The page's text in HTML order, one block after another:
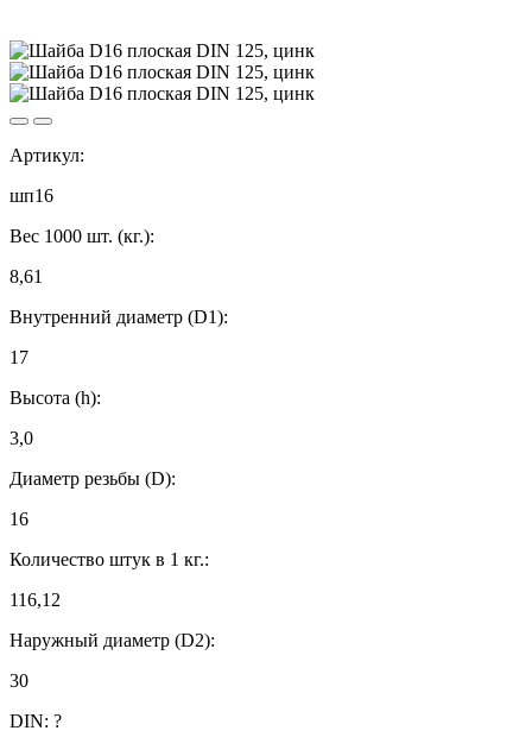
Артикул:
шп16
Вес 1000 шт. (кг.):
8,61
Внутренний диаметр (D1):
17
Высота (h):
3,0
Диаметр резьбы (D):
16
Количество штук в 1 кг.:
116,12
Наружный диаметр (D2):
30
DIN: ?